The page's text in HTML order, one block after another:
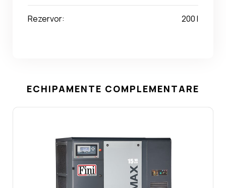
Rezervor: 200 l
ECHIPAMENTE COMPLEMENTARE